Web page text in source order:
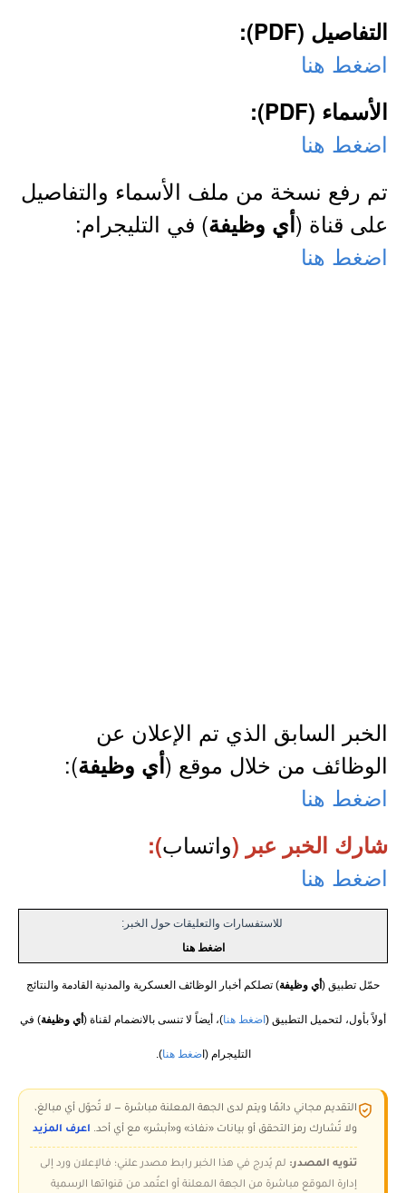
التفاصيل (PDF):
اضغط هنا
الأسماء (PDF):
اضغط هنا
تم رفع نسخة من ملف الأسماء والتفاصيل
على قناة (أي وظيفة) في التليجرام:
اضغط هنا
الخبر السابق الذي تم الإعلان عن
الوظائف من خلال موقع (أي وظيفة):
اضغط هنا
شارك الخبر عبر (واتساب):
اضغط هنا
للاستفسارات والتعليقات حول الخبر:
اضغط هنا
حمّل تطبيق ( أي وظيفة) تصلكم أخبار الوظائف العسكرية والمدنية القادمة والنتائج
أولاً بأول، لتحميل التطبيق ( اضغط هنا)، أيضاً لا تنسى بالانضمام لقناة ( أي وظيفة) في
التليجرام (اضغط هنا).
التقديم مجاني دائمًا ويتم لدى الجهة المعلنة مباشرة — لا تُحوّل أي مبالغ،
ولا تُشارك رمز التحقق أو بيانات «نفاذ» و«أبشر» مع أي أحد. اعرف المزيد
تنويه المصدر: لم يُدرج في هذا الخبر رابط مصدر علني؛ فالإعلان ورد إلى
إدارة الموقع مباشرة من الجهة المعلنة أو اعتُمد من قنواتها الرسمية